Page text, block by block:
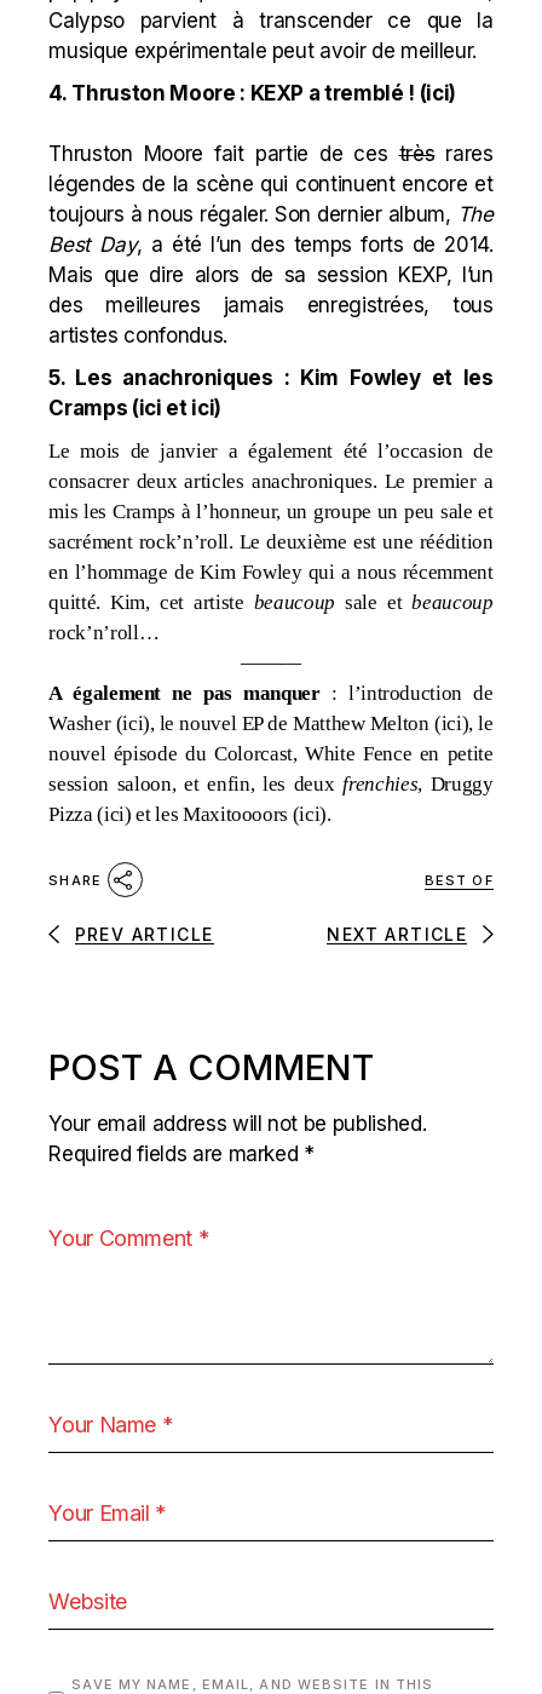
Calypso parvient à transcender ce que la
musique expérimentale peut avoir de meilleur.
4. Thruston Moore : KEXP a tremblé ! (ici)
Thruston Moore fait partie de cestrèsrares
légendes de la scène qui continuent encore et
toujours à nous régaler. Son dernier album, The
Best Day, a été l’un des temps forts de 2014.
Mais que dire alors de sa session KEXP, l’un
des meilleures jamais enregistrées, tous
artistes confondus.
5. Les anachroniques : Kim Fowley et les
Cramps (ici et ici)
Le mois de janvier a également été l’occasion de
consacrer deux articles anachroniques. Le premier a
mis les Cramps à l’honneur, un groupe un peu sale et
sacrément rock’n’roll. Le deuxième est une réédition
en l’hommage de Kim Fowley qui a nous récemment
quitté. Kim, cet artiste beaucoup sale etbeaucoup
rock’n’roll…
———
A également ne pas manquer : l’introduction de
Washer (ici), le nouvel EP de Matthew Melton (ici), le
nouvel épisode du Colorcast, White Fence en petite
session saloon, et enfin, les deuxfrenchies, Druggy
Pizza (ici) et les Maxitoooors (ici).
SHARE BEST OF
PREV ARTICLE NEXT ARTICLE
POST A COMMENT
Your email address will not be published.
Required fields are marked *
SAVE MY NAME, EMAIL, AND WEBSITE IN THIS